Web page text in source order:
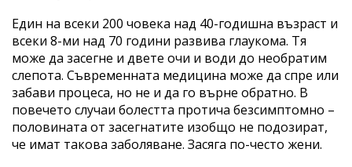
Един на всеки 200 човека над 40-годишна възраст и
всеки 8-ми над 70 години развива глаукома. Тя
може да засегне и двете очи и води до необратим
слепота. Съвременната медицина може да спре или
забави процеса, но не и да го върне обратно. В
повечето случаи болестта протича безсимптомно –
половината от засегнатите изобщо не подозират,
че имат такова заболяване. Засяга по-често жени.